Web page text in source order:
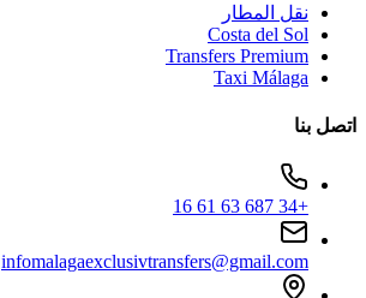
نقل المطار
Costa del Sol
Transfers Premium
Taxi Málaga
اتصل بنا
+34 687 63 61 16
infomalagaexclusivtransfers@gmail.com